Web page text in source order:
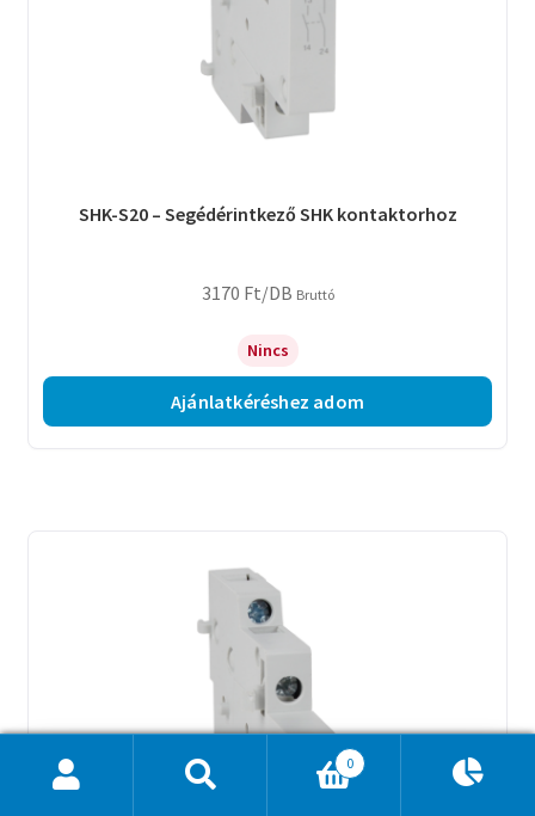
SHK-S20 – Segédérintkező SHK kontaktorhoz
3170 Ft/DB Bruttó
Nincs
Ajánlatkéréshez adom
0
Ajánlatkosár 0